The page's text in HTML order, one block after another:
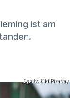
ist am
Symbolbild Pixabay